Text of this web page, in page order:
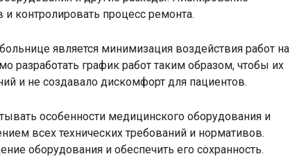
контролировать процесс ремонта.
является минимизация воздействия работ на
разработать график работ таким образом, чтобы их
и не создавало дискомфорт для пациентов.
особенности медицинского оборудования и
всех технических требований и нормативов.
оборудования и обеспечить его сохранность.